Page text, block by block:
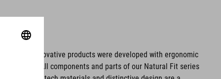
These innovative products were developed with ergonomic
issues. All components and parts of our Natural Fit series